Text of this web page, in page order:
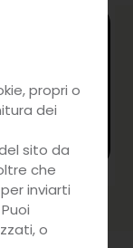
propri o
dei
sito da
che
inviarti
o